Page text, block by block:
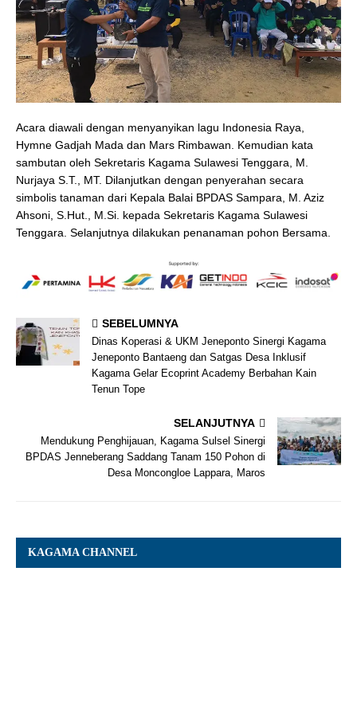
Acara diawali dengan menyanyikan lagu Indonesia Raya,
Hymne Gadjah Mada dan Mars Rimbawan. Kemudian kata
sambutan oleh Sekretaris Kagama Sulawesi Tenggara, M.
Nurjaya S.T., MT. Dilanjutkan dengan penyerahan secara
simbolis tanaman dari Kepala Balai BPDAS Sampara, M. Aziz
Ahsoni, S.Hut., M.Si. kepada Sekretaris Kagama Sulawesi
Tenggara. Selanjutnya dilakukan penanaman pohon Bersama.
SEBELUMNYA
Dinas Koperasi & UKM Jeneponto Sinergi Kagama
Jeneponto Bantaeng dan Satgas Desa Inklusif
Kagama Gelar Ecoprint Academy Berbahan Kain
Tenun Tope
SELANJUTNYA
Mendukung Penghijauan, Kagama Sulsel Sinergi
BPDAS Jenneberang Saddang Tanam 150 Pohon di
Desa Moncongloe Lappara, Maros
KAGAMA CHANNEL